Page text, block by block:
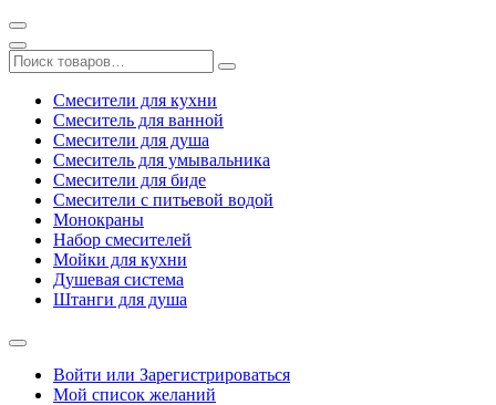
Смесители для кухни
Смеситель для ванной
Смесители для душа
Смеситель для умывальника
Смесители для биде
Смесители с питьевой водой
Монокраны
Набор смесителей
Мойки для кухни
Душевая система
Штанги для душа
Войти или Зарегистрироваться
Мой список желаний